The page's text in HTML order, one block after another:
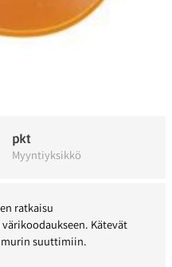
pkt
Myyntiyksikkö
ratkaisu
Kätevät
suuttimiin.